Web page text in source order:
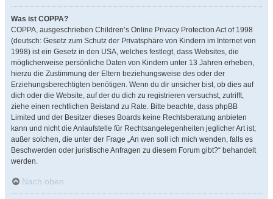
Was ist COPPA?
COPPA, ausgeschrieben Children’s Online Privacy Protection Act of 1998
(deutsch: Gesetz zum Schutz der Privatsphäre von Kindern im Internet von
1998) ist ein Gesetz in den USA, welches festlegt, dass Websites, die
möglicherweise persönliche Daten von Kindern unter 13 Jahren erheben,
hierzu die Zustimmung der Eltern beziehungsweise des oder der
Erziehungsberechtigten benötigen. Wenn du dir unsicher bist, ob dies auf
dich oder die Website, auf der du dich zu registrieren versuchst, zutrifft,
ziehe einen rechtlichen Beistand zu Rate. Bitte beachte, dass phpBB
Limited und der Besitzer dieses Boards keine Rechtsberatung anbieten
kann und nicht die Anlaufstelle für Rechtsangelegenheiten jeglicher Art ist;
außer solchen, die unter der Frage „An wen soll ich mich wenden, falls es
Beschwerden oder juristische Anfragen zu diesem Forum gibt?“ behandelt
werden.
Nach oben